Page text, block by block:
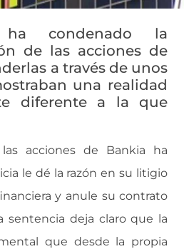
condenado la
de las acciones de
a través de unos
una realidad
diferente a la que
acciones de Bankia ha
le dé la razón en su litigio
y anule su contrato
sentencia deja claro que la
que desde la propia